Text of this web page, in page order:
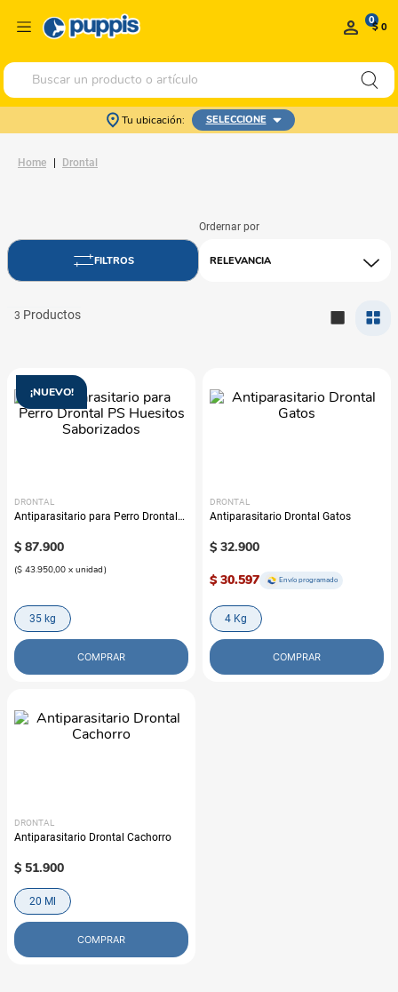
0$ 0
Buscar un producto o artículo
Tu ubicación: SELECCIONE
Drontal
RELEVANCIA
3
¡NUEVO!
DRONTAL
Antiparasitario para Perro Drontal
$ 87.900
($ 43.950,00 x unidad)
35 kg
COMPRAR
DRONTAL
Antiparasitario Drontal Gatos
$ 32.900
$ 30.597
Envío programado
4 Kg
COMPRAR
DRONTAL
Antiparasitario Drontal Cachorro
$ 51.900
20 Ml
COMPRAR